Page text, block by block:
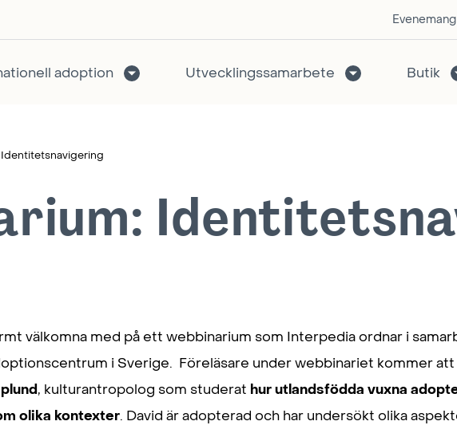
Evenemang
adoption Utvecklingssamarbete Butik
välkomna med på ett webbinarium som Interpedia ordnar i
i Sverige. Föreläsare under webbinariet kommer att
, kulturantropolog som studerat hur utlandsfödda vuxna
olika kontexter. David är adopterad och har undersökt olika